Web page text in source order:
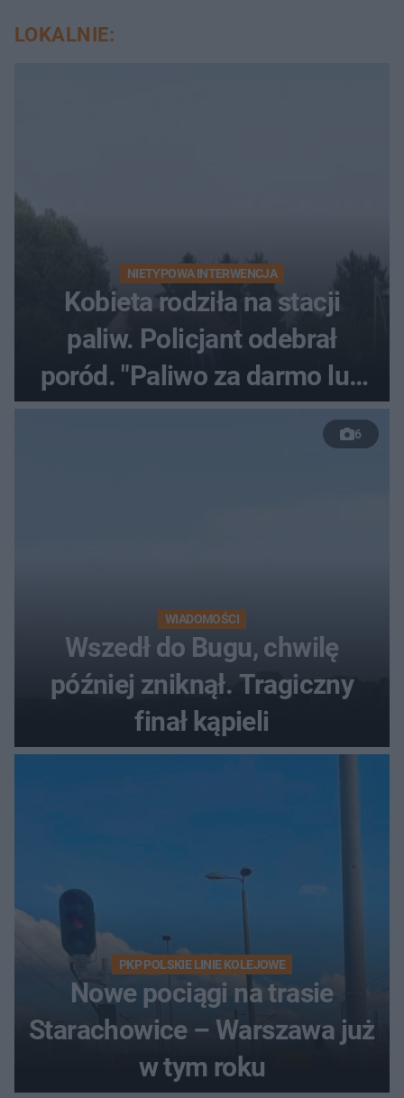
LOKALNIE:
NIETYPOWA INTERWENCJA
Kobieta rodziła na stacji
paliw. Policjant odebrał
poród. "Paliwo za darmo lub
50 %!"
6
WIADOMOŚCI
Wszedł do Bugu, chwilę
później zniknął. Tragiczny
finał kąpieli
PKP POLSKIE LINIE KOLEJOWE
Nowe pociągi na trasie
Starachowice – Warszawa już
w tym roku